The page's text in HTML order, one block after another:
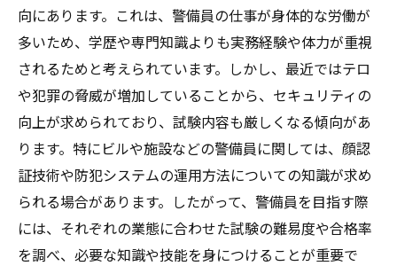
向にあります。これは、警備員の仕事が身体的な労働が
多いため、学歴や専門知識よりも実務経験や体力が重視
されるためと考えられています。しかし、最近ではテロ
や犯罪の脅威が増加していることから、セキュリティの
向上が求められており、試験内容も厳しくなる傾向があ
ります。特にビルや施設などの警備員に関しては、顔認
証技術や防犯システムの運用方法についての知識が求め
られる場合があります。したがって、警備員を目指す際
には、それぞれの業態に合わせた試験の難易度や合格率
を調べ、必要な知識や技能を身につけることが重要で